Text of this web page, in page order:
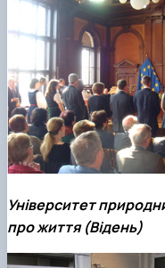
Університет
про життя (Відень)